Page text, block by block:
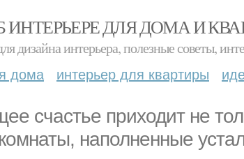
ИНТЕРЬЕРЕ ДЛЯ ДОМА И
дизайна интерьера, полезные советы,
дома интерьер для квартиры
счастье приходит не
наполненные